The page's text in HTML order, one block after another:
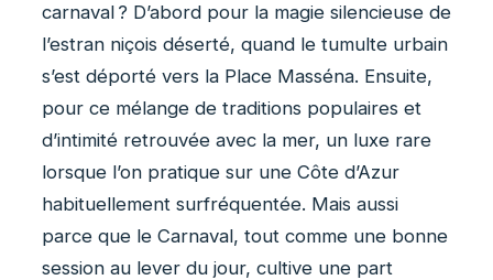
carnaval ? D’abord pour la magie silencieuse de
l’estran niçois déserté, quand le tumulte urbain
s’est déporté vers la Place Masséna. Ensuite,
pour ce mélange de traditions populaires et
d’intimité retrouvée avec la mer, un luxe rare
lorsque l’on pratique sur une Côte d’Azur
habituellement surfréquentée. Mais aussi
parce que le Carnaval, tout comme une bonne
session au lever du jour, cultive une part